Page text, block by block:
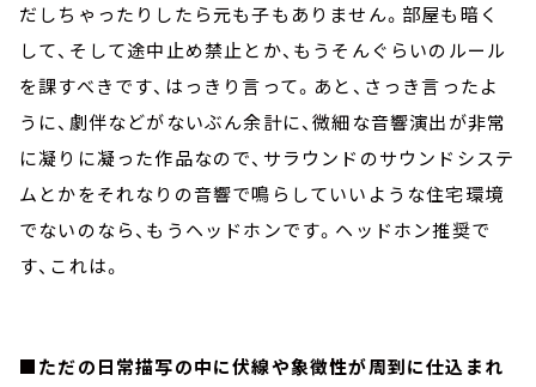
だしちゃったりしたら元も子もありません。部屋も暗く
して、そして途中止め禁止とか、もうそんぐらいのルール
を課すべきです、はっきり言って。あと、さっき言ったよ
うに、劇伴などがないぶん余計に、微細な音響演出が非常
に凝りに凝った作品なので、サラウンドのサウンドシステ
ムとかをそれなりの音響で鳴らしていいような住宅環境
でないのなら、もうヘッドホンです。ヘッドホン推奨で
す、これは。
■ただの日常描写の中に伏線や象徴性が周到に仕込まれ